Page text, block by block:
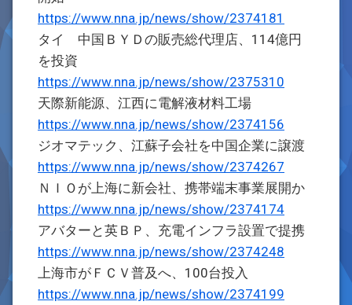
https://www.nna.jp/news/show/2374181
タイ 中国ＢＹＤの販売総代理店、114億円
を投資
https://www.nna.jp/news/show/2375310
天際新能源、江西に電解液材料工場
https://www.nna.jp/news/show/2374156
ジオマテック、江蘇子会社を中国企業に譲渡
https://www.nna.jp/news/show/2374267
ＮＩＯが上海に新会社、携帯端末事業展開か
https://www.nna.jp/news/show/2374174
アバターと英ＢＰ、充電インフラ設置で提携
https://www.nna.jp/news/show/2374248
上海市がＦＣＶ普及へ、100台投入
https://www.nna.jp/news/show/2374199